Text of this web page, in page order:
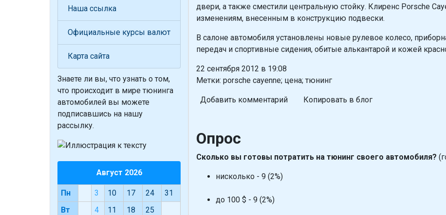
двери, а также сместили центральную стойку. Клиренс Porsche
изменениям, внесенным в конструкцию подвески.
В салоне автомобиля установлены новые рулевое колесо,
передач и спортивные сидения, обитые алькантарой и кожей
22 сентября 2012 в 19:08
Метки: porsche cayenne; цена; тюнинг
Добавить комментарий Копировать в блог
Опрос
Сколько вы готовы потратить на тюнинг своего автомобиля?
нисколько - 9 (2%)
до 100 $ - 9 (2%)
Наша ссылка
Официальные курсы валют
Карта сайта
Знаете ли вы, что узнать о том,
что происходит в мире тюнинга
автомобилей вы можете
подписавшись на нашу
рассылку.
Август 2026
Пн 3 10 17 24
31
Вт
4 11 18
25